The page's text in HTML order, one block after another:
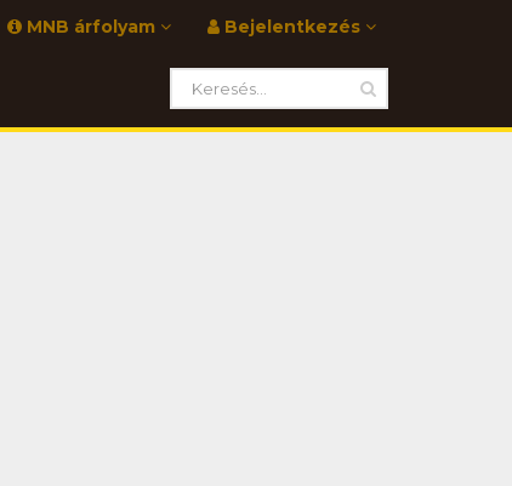
Bejelentkezés
MNB árfolyam